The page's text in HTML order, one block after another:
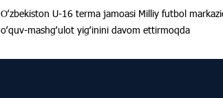
Oʻzbekiston U-16 terma jamoasi Milliy futbol
oʻquv-mashgʻulot yigʻinini davom ettirmoqda